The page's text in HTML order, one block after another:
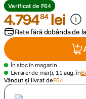
6. lavaliera
7. sony fx
8. card
dji mic mini
Verificat de F64
4.79484 lei
Rate fără dobânda de la
În stoc în magazin
Livrare: de marți, 11 aug. în
Vândut și livrat deF64